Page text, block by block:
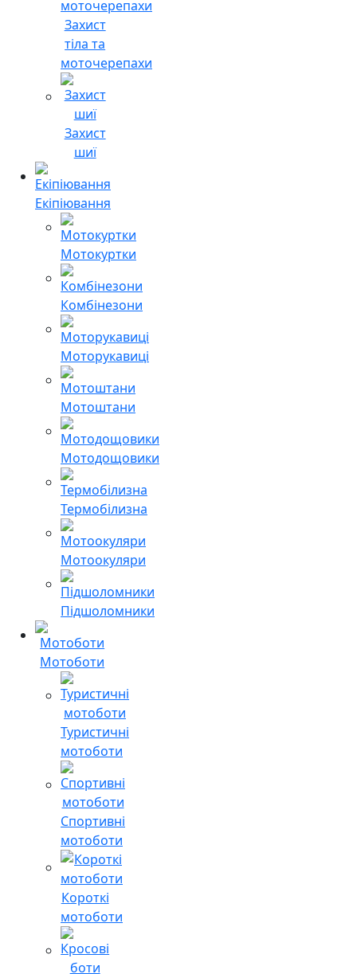
Захист
тіла та
моточерепахи
Захист
шиї
Екіпіювання
Мотокуртки
Комбінезони
Моторукавиці
Мотоштани
Мотодощовики
Термобілизна
Мотоокуляри
Підшоломники
Мотоботи
Туристичні
мотоботи
Спортивні
мотоботи
Короткі
мотоботи